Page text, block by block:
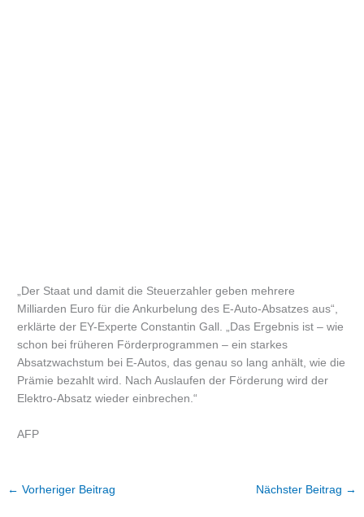
„Der Staat und damit die Steuerzahler geben mehrere
Milliarden Euro für die Ankurbelung des E-Auto-Absatzes aus“,
erklärte der EY-Experte Constantin Gall. „Das Ergebnis ist – wie
schon bei früheren Förderprogrammen – ein starkes
Absatzwachstum bei E-Autos, das genau so lang anhält, wie die
Prämie bezahlt wird. Nach Auslaufen der Förderung wird der
Elektro-Absatz wieder einbrechen.“
AFP
← Vorheriger Beitrag Nächster Beitrag →